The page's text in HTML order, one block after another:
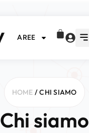
AREE
HOME / CHI SIAMO
Chi siamo